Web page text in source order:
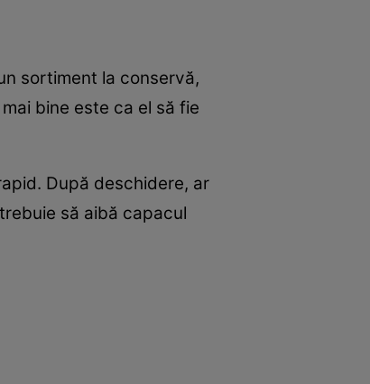
sortiment la conservă,
mai bine este ca el să fie
După deschidere, ar
să aibă capacul